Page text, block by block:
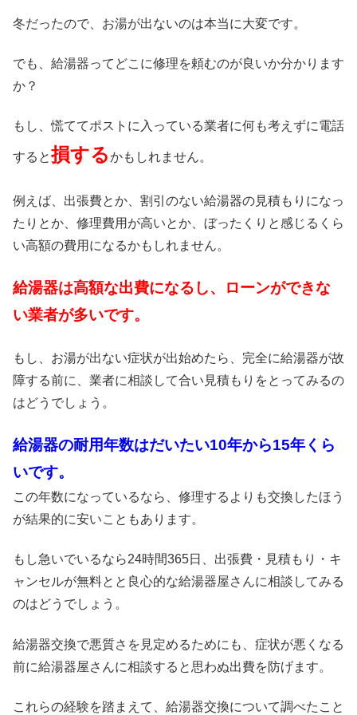
冬だったので、お湯が出ないのは本当に大変です。
でも、給湯器ってどこに修理を頼むのが良いか分かります
か？
もし、慌ててポストに入っている業者に何も考えずに電話
すると損するかもしれません。
例えば、出張費とか、割引のない給湯器の見積もりになっ
たりとか、修理費用が高いとか、ぼったくりと感じるくら
い高額の費用になるかもしれません。
給湯器は高額な出費になるし、ローンができな
い業者が多いです。
もし、お湯が出ない症状が出始めたら、完全に給湯器が故
障する前に、業者に相談して合い見積もりをとってみるの
はどうでしょう。
給湯器の耐用年数はだいたい10年から15年くら
いです。
この年数になっているなら、修理するよりも交換したほう
が結果的に安いこともあります。
もし急いでいるなら24時間365日、出張費・見積もり・キ
ャンセルが無料とと良心的な給湯器屋さんに相談してみる
のはどうでしょう。
給湯器交換で悪質さを見定めるためにも、症状が悪くなる
前に給湯器屋さんに相談すると思わぬ出費を防げます。
これらの経験を踏まえて、給湯器交換について調べたこと